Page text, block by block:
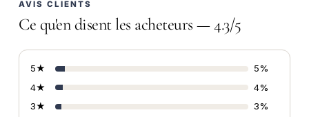
AVIS CLIENTS
Ce qu'en disent les acheteurs — 4.3/5
5★
5%
4★
4%
3★
3%